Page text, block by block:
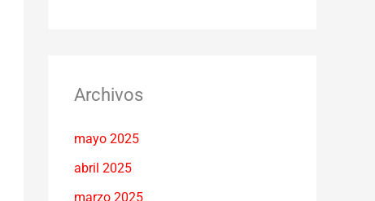
Archivos
mayo 2025
abril 2025
marzo 2025